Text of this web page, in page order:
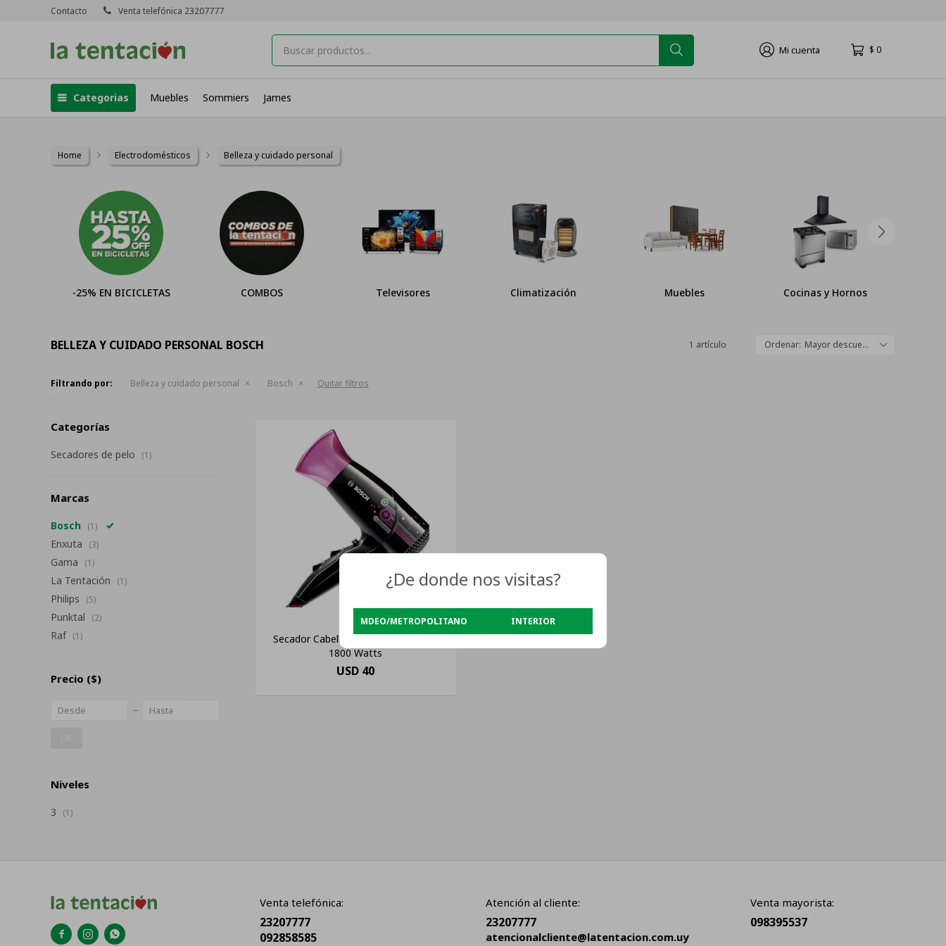
Categorias Muebles Sommiers James
$ 0
Contacto Venta telefónica 23207777
Home Electrodomésticos Belleza y cuidado personal
-25% EN BICICLETAS COMBOS Televisores Climatización Muebles Cocinas y Hornos
BELLEZA Y CUIDADO PERSONAL BOSCH 1 artículo Mayor descuento
Filtrando por: Belleza y cuidado personal Bosch Quitar filtros
Secador Cabello Pelo Cabello Bosch
1800 Watts
USD 40
Categorías
Secadores de pelo (1)
Marcas
Bosch (1)
Enxuta (3)
Gama (1)
La Tentación (1)
Philips (5)
Punktal (2)
Raf (1)
Precio ($)
Niveles
3 (1)
  
Venta telefónica:
23207777
092858585
Atención al cliente:
23207777
atencionalcliente@latentacion.com.uy
Venta mayorista:
098395537
¿De donde nos visitas?
MDEO/METROPOLITANO INTERIOR